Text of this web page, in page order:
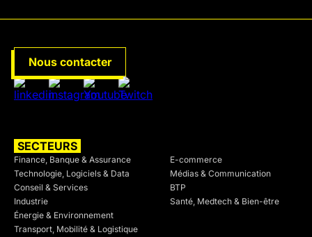
SECTEURS
Finance, Banque & Assurance
Technologie, Logiciels & Data
Conseil & Services
Industrie
Énergie & Environnement
Transport, Mobilité & Logistique
E-commerce
Médias & Communication
BTP
Santé, Medtech & Bien-être
Nous contacter